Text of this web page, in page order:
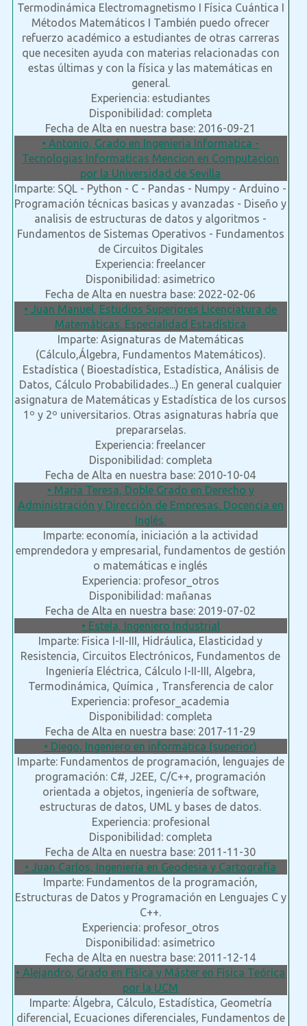
Termodinámica Electromagnetismo I Física Cuántica I
Métodos Matemáticos I También puedo ofrecer
refuerzo académico a estudiantes de otras carreras
que necesiten ayuda con materias relacionadas con
estas últimas y con la física y las matemáticas en
general.
Experiencia: estudiantes
Disponibilidad: completa
Fecha de Alta en nuestra base: 2016-09-21
• Antonio, Grado en Ingenieria Informatica -
Tecnologias Informaticas Mencion en Computacion
por la Universidad de Sevilla
Imparte: SQL - Python - C - Pandas - Numpy - Arduino -
Programación técnicas basicas y avanzadas - Diseño y
analisis de estructuras de datos y algoritmos -
Fundamentos de Sistemas Operativos - Fundamentos
de Circuitos Digitales
Experiencia: freelancer
Disponibilidad: asimetrico
Fecha de Alta en nuestra base: 2022-02-06
• Juan Manuel, Estudios Superiores Licenciatura de
Matemáticas. Especialidad Estadística
Imparte: Asignaturas de Matemáticas
(Cálculo,Álgebra, Fundamentos Matemáticos).
Estadística ( Bioestadística, Estadística, Análisis de
Datos, Cálculo Probabilidades...) En general cualquier
asignatura de Matemáticas y Estadística de los cursos
1º y 2º universitarios. Otras asignaturas habría que
prepararselas.
Experiencia: freelancer
Disponibilidad: completa
Fecha de Alta en nuestra base: 2010-10-04
• Maria Teresa, Doble Grado en Derecho y
Administración y Dirección de Empresas. Docencia en
Inglés.
Imparte: economía, iniciación a la actividad
emprendedora y empresarial, fundamentos de gestión
o matemáticas e inglés
Experiencia: profesor_otros
Disponibilidad: mañanas
Fecha de Alta en nuestra base: 2019-07-02
• Estela, Ingeniero Industrial
Imparte: Fisica I-II-III, Hidráulica, Elasticidad y
Resistencia, Circuitos Electrónicos, Fundamentos de
Ingeniería Eléctrica, Cálculo I-II-III, Algebra,
Termodinámica, Química , Transferencia de calor
Experiencia: profesor_academia
Disponibilidad: completa
Fecha de Alta en nuestra base: 2017-11-29
• Diego, Ingeniero en informática (superior)
Imparte: Fundamentos de programación, lenguajes de
programación: C#, J2EE, C/C++, programación
orientada a objetos, ingeniería de software,
estructuras de datos, UML y bases de datos.
Experiencia: profesional
Disponibilidad: completa
Fecha de Alta en nuestra base: 2011-11-30
• Juan Carlos, Ingeniería en Geodesia y Cartografía
Imparte: Fundamentos de la programación,
Estructuras de Datos y Programación en Lenguajes C y
C++.
Experiencia: profesor_otros
Disponibilidad: asimetrico
Fecha de Alta en nuestra base: 2011-12-14
• Alejandro, Grado en Física y Máster en Física Teórica
por la UCM
Imparte: Álgebra, Cálculo, Estadística, Geometría
diferencial, Ecuaciones diferenciales, Fundamentos de